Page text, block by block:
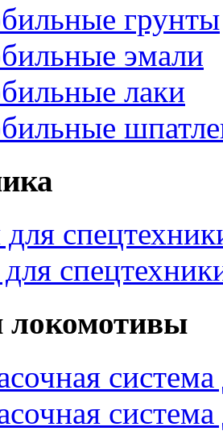
грунты
эмали
лаки
локомотивы
система